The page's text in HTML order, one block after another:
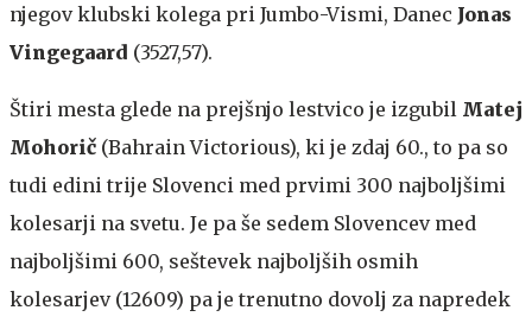
njegov klubski kolega pri Jumbo-Vismi, Danec Jonas
Vingegaard (3527,57).
Štiri mesta glede na prejšnjo lestvico je izgubil Matej
Mohorič (Bahrain Victorious), ki je zdaj 60., to pa so
tudi edini trije Slovenci med prvimi 300 najboljšimi
kolesarji na svetu. Je pa še sedem Slovencev med
najboljšimi 600, seštevek najboljših osmih
kolesarjev (12609) pa je trenutno dovolj za napredek